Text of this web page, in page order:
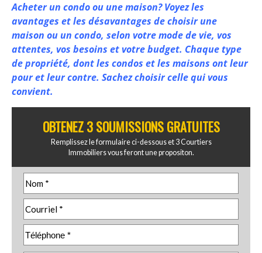
Acheter un condo ou une maison? Voyez les
avantages et les désavantages de choisir une
maison ou un condo, selon votre mode de vie, vos
attentes, vos besoins et votre budget. Chaque type
de propriété, dont les condos et les maisons ont leur
pour et leur contre. Sachez choisir celle qui vous
convient.
OBTENEZ 3 SOUMISSIONS GRATUITES
Remplissez le formulaire ci-dessous et 3 Courtiers
Immobiliers vous feront une propositon.